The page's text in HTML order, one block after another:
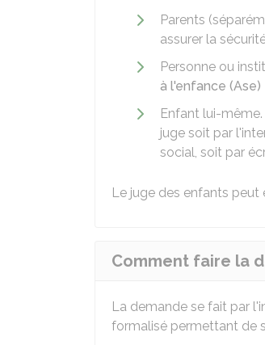
Parents
assurer la
Personne ou
à l'enfance (Ase)
Enfant lui-
juge soit par
social, soit par
Le juge des enfants
Comment faire la
La demande se fait par
formalisé permettant de